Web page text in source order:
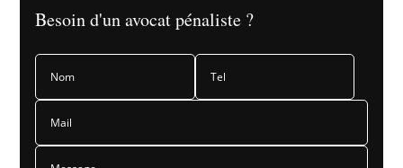
Besoin d'un avocat pénaliste ?